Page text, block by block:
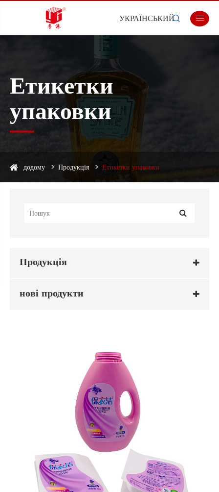
УКРАЇНСЬКИЙ 
Етикетки
упаковки
додому Продукція Етикетки упаковки
Продукція
нові продукти